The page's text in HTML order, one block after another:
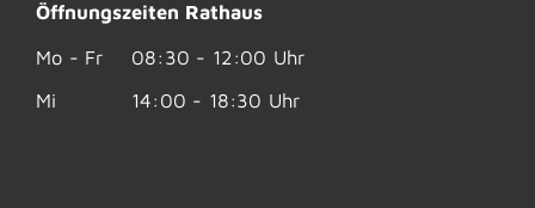
Öffnungszeiten Rathaus
Mo - Fr
08:30 - 12:00 Uhr
Mi
14:00 - 18:30 Uhr